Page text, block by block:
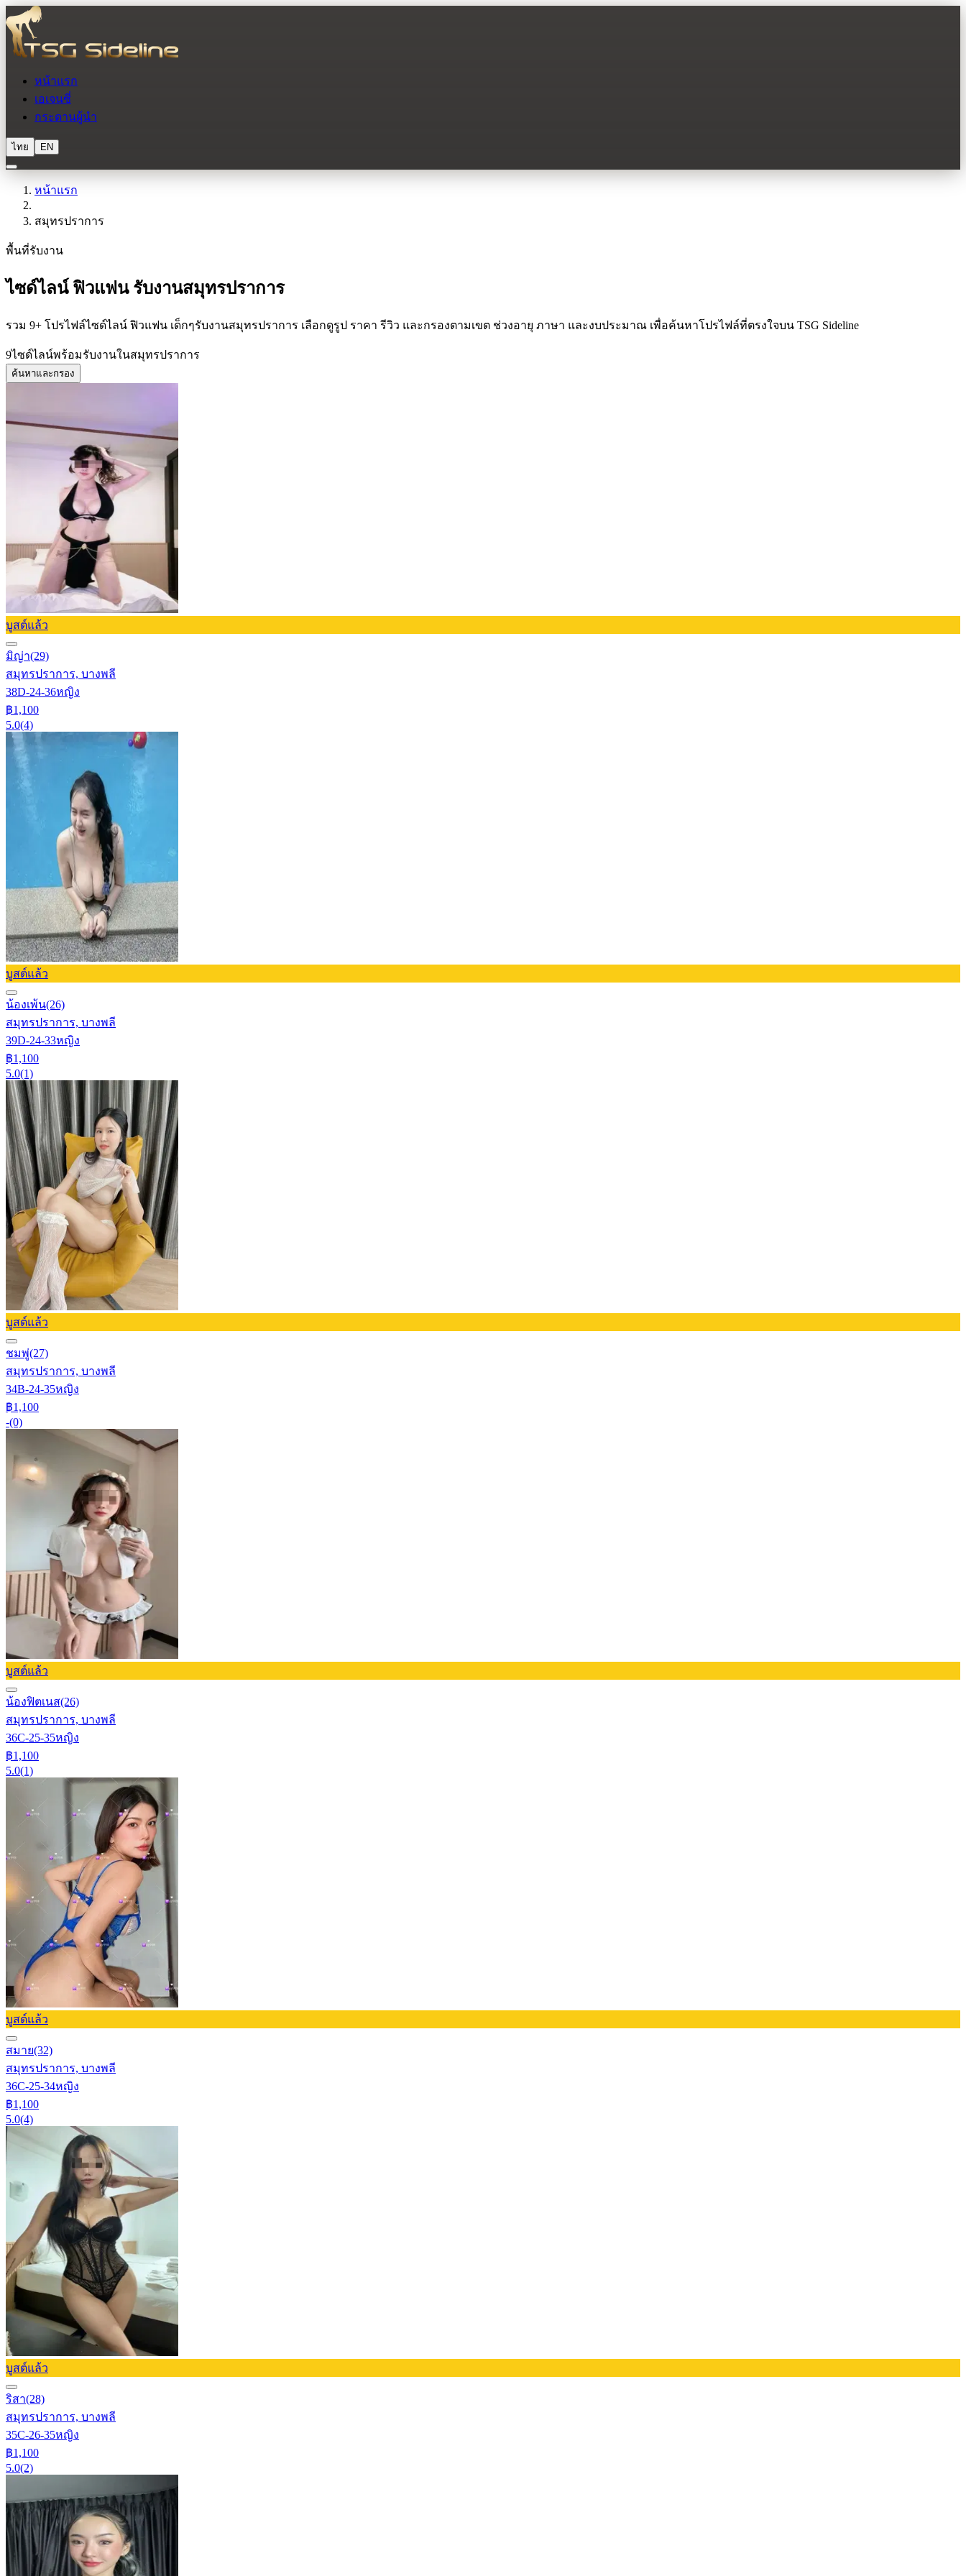
หน้าแรก
เอเจนซี่
กระดานผู้นำ
ไทย EN
หน้าแรก
สมุทรปราการ
พื้นที่รับงาน
ไซด์ไลน์ ฟิวแฟน รับงานสมุทรปราการ
รวม 9+ โปรไฟล์ไซด์ไลน์ ฟิวแฟน เด็กๆรับงานสมุทรปราการ เลือกดูรูป ราคา รีวิว และกรองตามเขต ช่วงอายุ ภาษา และงบประมาณ เพื่อค้นหาโปรไฟล์ที่ตรงใจบน TSG Sideline
9ไซด์ไลน์พร้อมรับงานในสมุทรปราการ
ค้นหาและกรอง
บูสต์แล้ว
มิญ่า(29)
สมุทรปราการ, บางพลี
38D-24-36หญิง
฿1,100
5.0(4)
บูสต์แล้ว
น้องเพ้น(26)
สมุทรปราการ, บางพลี
39D-24-33หญิง
฿1,100
5.0(1)
บูสต์แล้ว
ชมพู่(27)
สมุทรปราการ, บางพลี
34B-24-35หญิง
฿1,100
-(0)
บูสต์แล้ว
น้องฟิตเนส(26)
สมุทรปราการ, บางพลี
36C-25-35หญิง
฿1,100
5.0(1)
บูสต์แล้ว
สมาย(32)
สมุทรปราการ, บางพลี
36C-25-34หญิง
฿1,100
5.0(4)
บูสต์แล้ว
ริสา(28)
สมุทรปราการ, บางพลี
35C-26-35หญิง
฿1,100
5.0(2)